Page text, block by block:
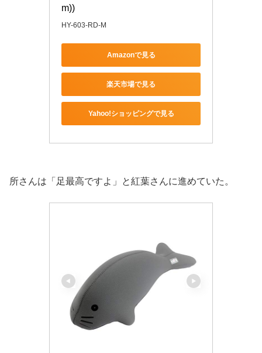
m))
HY-603-RD-M
Amazonで見る
楽天市場で見る
Yahoo!ショッピングで見る
所さんは「足最高ですよ」と紅葉さんに進めていた。